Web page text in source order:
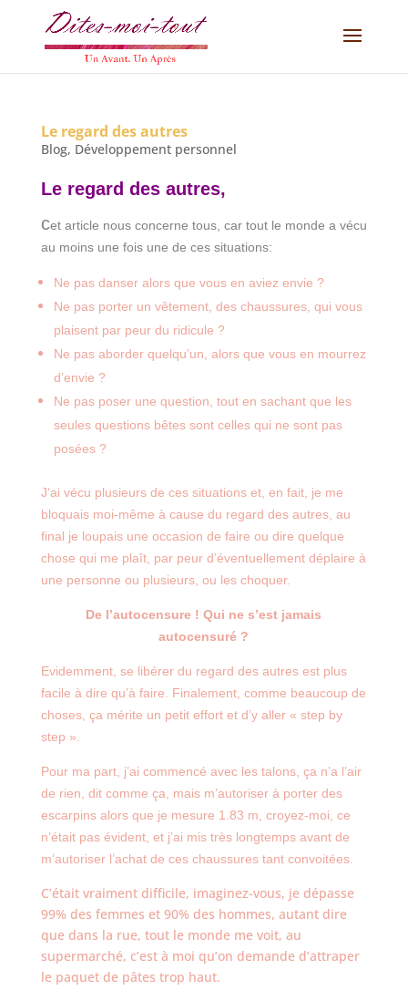
Le regard des autres
Blog, Développement personnel
Le regard des autres,
cet article nous concerne tous, car tout le monde a vécu
au moins une fois une de ces situations:
Ne pas danser alors que vous en aviez envie ?
Ne pas porter un vêtement, des chaussures, qui vous
plaisent par peur du ridicule ?
Ne pas aborder quelqu’un, alors que vous en mourrez
d’envie ?
Ne pas poser une question, tout en sachant que les
seules questions bêtes sont celles qui ne sont pas
posées ?
J’ai vécu plusieurs de ces situations et, en fait, je me
bloquais moi-même à cause du regard des autres, au
final je loupais une occasion de faire ou dire quelque
chose qui me plaît, par peur d’éventuellement déplaire à
une personne ou plusieurs, ou les choquer.
De l’autocensure ! Qui ne s’est jamais
autocensuré ?
Evidemment, se libérer du regard des autres est plus
facile à dire qu’à faire. Finalement, comme beaucoup de
choses, ça mérite un petit effort et d’y aller « step by
step ».
Pour ma part, j’ai commencé avec les talons, ça n’a l’air
de rien, dit comme ça, mais m’autoriser à porter des
escarpins alors que je mesure 1.83 m, croyez-moi, ce
n’était pas évident, et j’ai mis très longtemps avant de
m’autoriser l’achat de ces chaussures tant convoitées.
C’était vraiment difficile, imaginez-vous, je dépasse
99% des femmes et 90% des hommes, autant dire
que dans la rue, tout le monde me voit, au
supermarché, c’est à moi qu’on demande d’attraper
le paquet de pâtes trop haut.